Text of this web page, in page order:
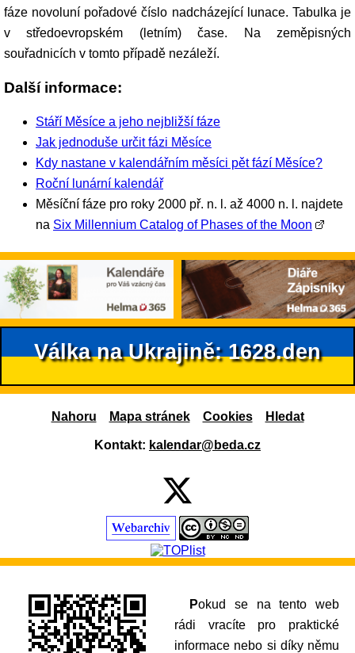
fáze novoluní pořadové číslo nadcházející lunace. Tabulka je
v středoevropském (letním) čase. Na zeměpisných
souřadnicích v tomto případě nezáleží.
Další informace:
Stáří Měsíce a jeho nejbližší fáze
Jak jednoduše určit fázi Měsíce
Kdy nastane v kalendářním měsíci pět fází Měsíce?
Roční lunární kalendář
Měsíční fáze pro roky 2000 př. n. l. až 4000 n. l. najdete
na Six Millennium Catalog of Phases of the Moon
Válka na Ukrajině: 1628.den
Nahoru Mapa stránek Cookies Hledat
Kontakt: kalendar@beda.cz
Pokud se na tento web
rádi vracíte pro praktické
informace nebo si díky němu